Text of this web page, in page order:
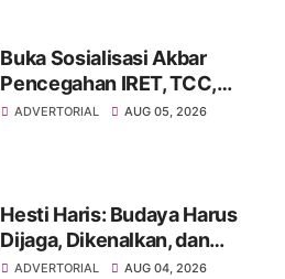
Buka Sosialisasi Akbar
Pencegahan IRET, TCC,
Perundungan, dan Bahaya
ADVERTORIAL AUG 05, 2026
Hesti Haris: Budaya Harus
Dijaga, Dikenalkan, dan
Diwariskan
ADVERTORIAL AUG 04, 2026